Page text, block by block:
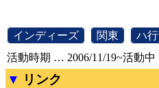
インディーズ 関東 ハ行
活動時期 … 2006/11/19~活動中
リンク